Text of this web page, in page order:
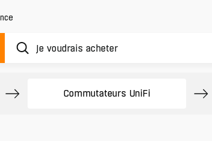
Commutateurs UniFi